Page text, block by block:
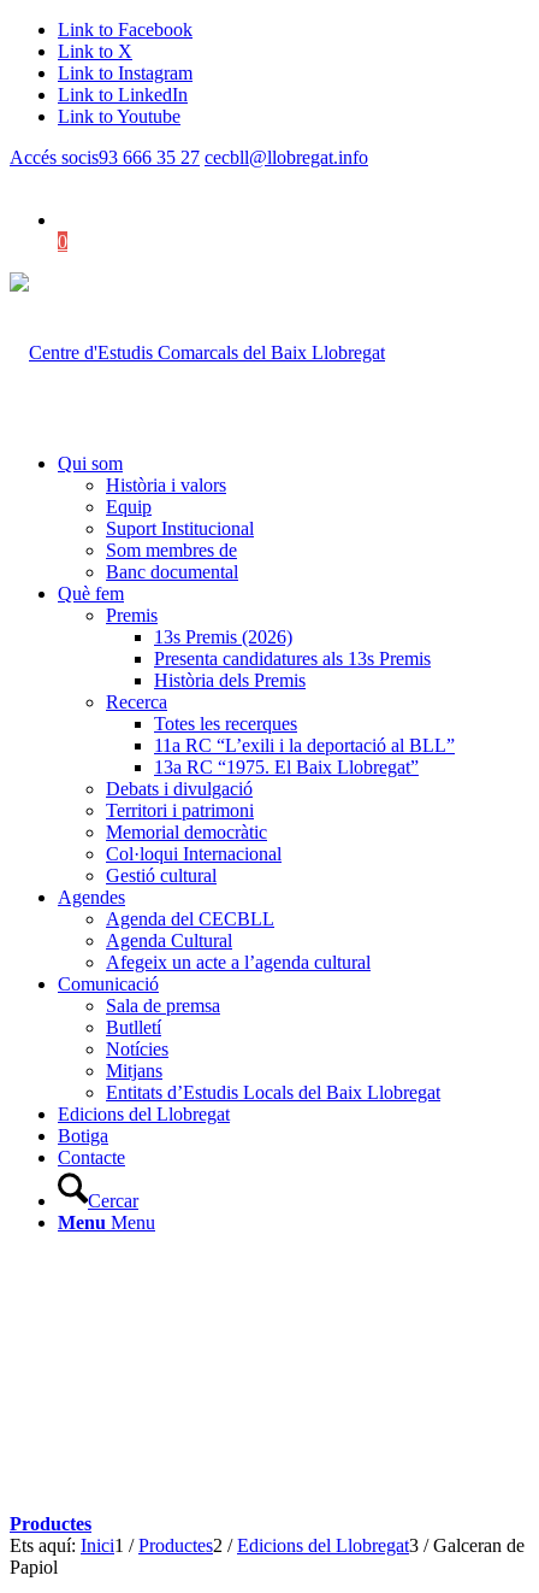
Link to Facebook
Link to X
Link to Instagram
Link to LinkedIn
Link to Youtube
Accés socis93 666 35 27 cecbll@llobregat.info
0
Qui som
Història i valors
Equip
Suport Institucional
Som membres de
Banc documental
Què fem
Premis
13s Premis (2026)
Presenta candidatures als 13s Premis
Història dels Premis
Recerca
Totes les recerques
11a RC “L’exili i la deportació al BLL”
13a RC “1975. El Baix Llobregat”
Debats i divulgació
Territori i patrimoni
Memorial democràtic
Col·loqui Internacional
Gestió cultural
Agendes
Agenda del CECBLL
Agenda Cultural
Afegeix un acte a l’agenda cultural
Comunicació
Sala de premsa
Butlletí
Notícies
Mitjans
Entitats d’Estudis Locals del Baix Llobregat
Edicions del Llobregat
Botiga
Contacte
Cercar
Menu Menu
Productes
Ets aquí: Inici1 / Productes2 / Edicions del Llobregat3 / Galceran de
Papiol